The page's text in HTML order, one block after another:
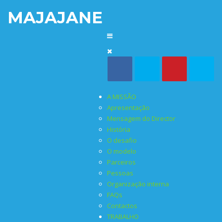
MAJAJANE
A MISSÃO
Apresentação
Mensagem do Director
História
O desafio
O modelo
Parceiros
Pessoas
Organização interna
FAQs
Contactos
TRABALHO